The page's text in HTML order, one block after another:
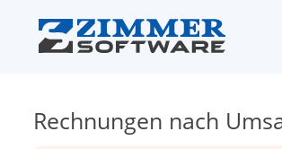
Rechnungen nach